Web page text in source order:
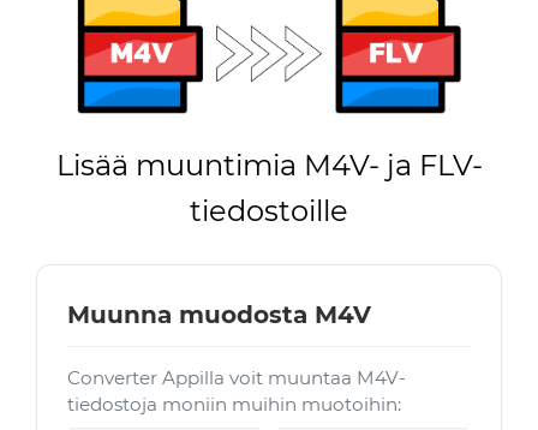
Lisää muuntimia M4V- ja FLV-
tiedostoille
Muunna muodosta M4V
Converter Appilla voit muuntaa M4V-
tiedostoja moniin muihin muotoihin: